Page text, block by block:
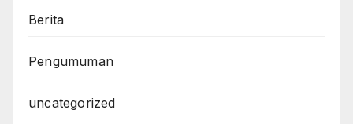
Berita
Pengumuman
uncategorized